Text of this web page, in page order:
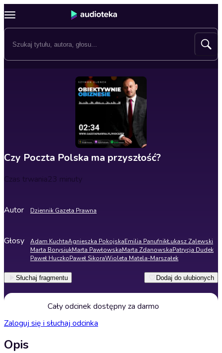
Czy Poczta Polska ma przyszłość?
Czas trwania23 minuty
Autor Dziennik Gazeta Prawna
Głosy Adam KuchtaAgnieszka PokojskaEmilia PanufnikŁukasz Zalewski
Marta BorysiukMarta PawłowskaMarta ZdanowskaPatrycja Dudek
Paweł HuczkoPaweł SikoraWioleta Matela-Marszałek
Słuchaj fragmentu Dodaj do ulubionych
Cały odcinek dostępny za darmo
Zaloguj się i słuchaj odcinka
Opis